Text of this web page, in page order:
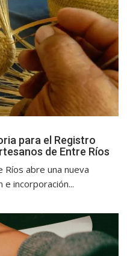
para el Registro
de Entre Ríos
Ríos abre una nueva
e incorporación...